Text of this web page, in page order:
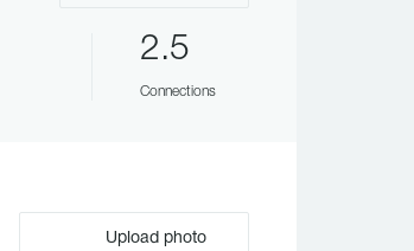
2.5
Connections
Upload photo